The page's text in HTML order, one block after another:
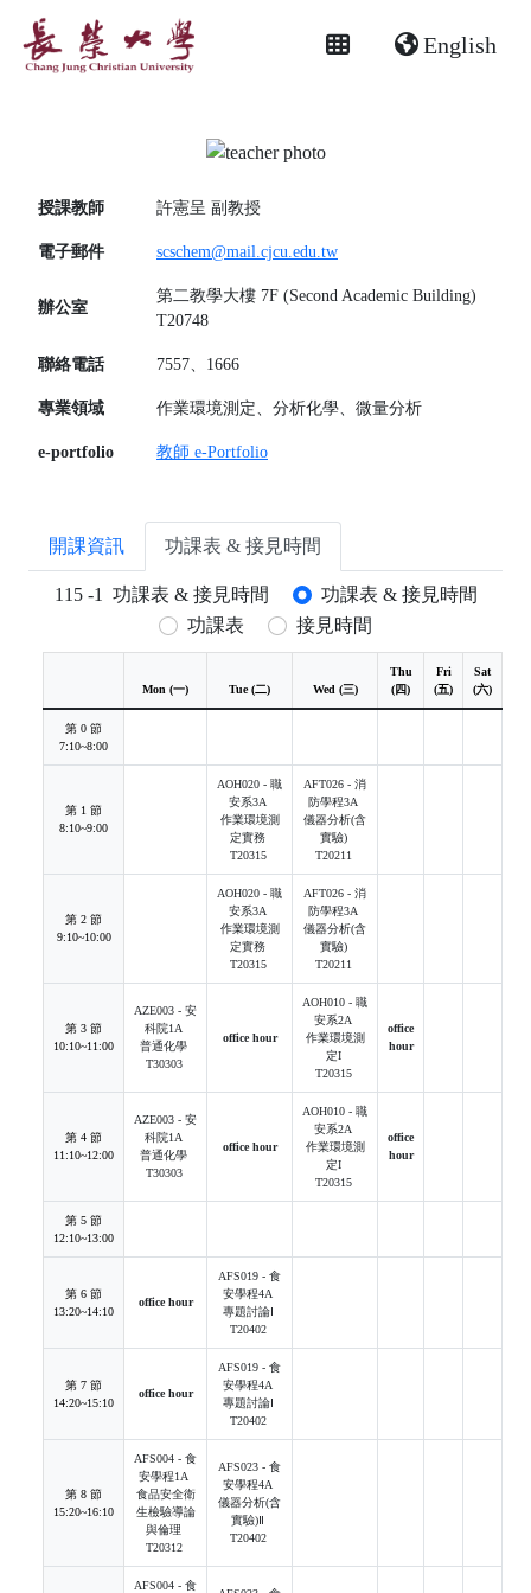
English
授課教師 許憲呈 副教授
電子郵件 scschem@mail.cjcu.edu.tw
辦公室
第二教學大樓 7F (Second Academic Building)
T20748
聯絡電話 7557、1666
專業領域 作業環境測定、分析化學、微量分析
e-portfolio 教師 e-Portfolio
開課資訊 功課表 & 接見時間
115 -1 功課表 & 接見時間
功課表 & 接見時間
功課表
接見時間
Mon (一) Tue (二) Wed (三)
Thu
(四)
Fri
(五)
Sat
(六)
第 0 節
7:10~8:00
第 1 節
8:10~9:00
AOH020 - 職
安系3A
作業環境測
定實務
T20315
AFT026 - 消
防學程3A
儀器分析(含
實驗)
T20211
第 2 節
9:10~10:00
AOH020 - 職
安系3A
作業環境測
定實務
T20315
AFT026 - 消
防學程3A
儀器分析(含
實驗)
T20211
第 3 節
10:10~11:00
AZE003 - 安
科院1A
普通化學
T30303
office hour
AOH010 - 職
安系2A
作業環境測
定Ι
T20315
office
hour
第 4 節
11:10~12:00
AZE003 - 安
科院1A
普通化學
T30303
office hour
AOH010 - 職
安系2A
作業環境測
定Ι
T20315
office
hour
第 5 節
12:10~13:00
第 6 節
13:20~14:10
office hour
AFS019 - 食
安學程4A
專題討論Ⅰ
T20402
第 7 節
14:20~15:10
office hour
AFS019 - 食
安學程4A
專題討論Ⅰ
T20402
第 8 節
15:20~16:10
AFS004 - 食
安學程1A
食品安全衛
生檢驗導論
與倫理
T20312
AFS023 - 食
安學程4A
儀器分析(含
實驗)Ⅱ
T20402
AFS004 - 食